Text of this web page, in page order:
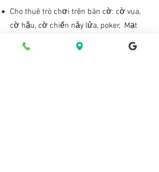
Cho thuê trò chơi trên bàn cờ: cờ vua,
cờ hậu, cờ chiến nảy lửa, poker, Mạt
chược, rummy, bóng bàn
Thể dục thông minh: BMI + kiểm tra sức